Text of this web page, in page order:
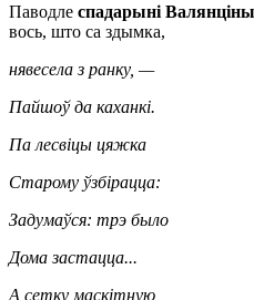
Паводле спадарыні
вось, што са здымка,
нявесела з ранку, —
Пайшоў да каханкі.
Па лесвіцы цяжка
Старому ўзбірацца:
Задумаўся: трэ было
Дома застацца...
А сетку маскітную